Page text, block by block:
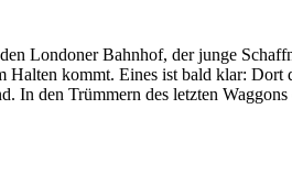
Londoner Bahnhof, der junge
kommt. Eines ist bald klar:
den Trümmern des letzten